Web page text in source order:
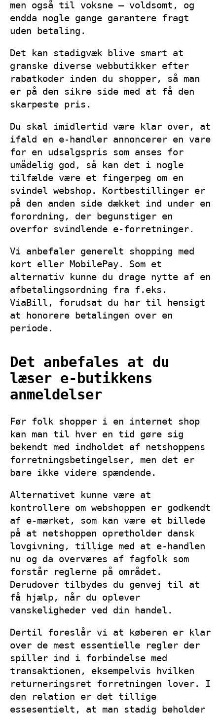
men også til voksne – voldsomt, og
endda nogle gange garantere fragt
uden betaling.
Det kan stadigvæk blive smart at
granske diverse webbutikker efter
rabatkoder inden du shopper, så man
er på den sikre side med at få den
skarpeste pris.
Du skal imidlertid være klar over, at
ifald en e-handler annoncerer en vare
for en udsalgspris som anses for
umådelig god, så kan det i nogle
tilfælde være et fingerpeg om en
svindel webshop. Kortbestillinger er
på den anden side dækket ind under en
forordning, der begunstiger en
overfor svindlende e-forretninger.
Vi anbefaler generelt shopping med
kort eller MobilePay. Som et
alternativ kunne du drage nytte af en
afbetalingsordning fra f.eks.
ViaBill, forudsat du har til hensigt
at honorere betalingen over en
periode.
Det anbefales at du
læser e-butikkens
anmeldelser
Før folk shopper i en internet shop
kan man til hver en tid gøre sig
bekendt med indholdet af netshoppens
forretningsbetingelser, men det er
bare ikke videre spændende.
Alternativet kunne være at
kontrollere om webshoppen er godkendt
af e-mærket, som kan være et billede
på at netshoppen opretholder dansk
lovgivning, tillige med at e-handlen
nu og da overværes af fagfolk som
forstår reglerne på området.
Derudover tilbydes du genvej til at
få hjælp, når du oplever
vanskeligheder ved din handel.
Dertil foreslår vi at køberen er klar
over de mest essentielle regler der
spiller ind i forbindelse med
transaktionen, eksempelvis hvilken
returneringsret forretningen lover. I
den relation er det tillige
essesentielt, at man stadig beholder